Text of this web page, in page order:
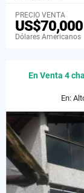
PRECIO VENTA
US$70,000
Dólares Americanos
En Venta 4
En: